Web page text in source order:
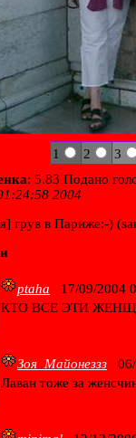
1 2
3
: 5.83 Подано
2004
грув в Париже:-)
ptaha 17/09/2004
КТО ВСЕ ЭТИ
Зоя_Майонеззз 06/
Лаван тоже за